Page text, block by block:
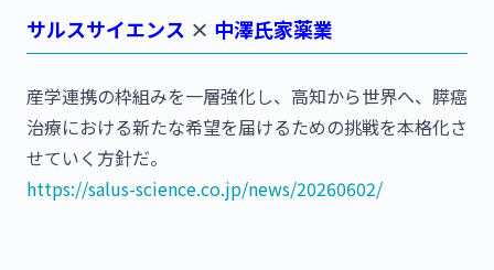
サルスサイエンス × 中澤氏家薬業
産学連携の枠組みを一層強化し、高知から世界へ、膵癌
治療における新たな希望を届けるための挑戦を本格化さ
せていく方針だ。
https://salus-science.co.jp/news/20260602/